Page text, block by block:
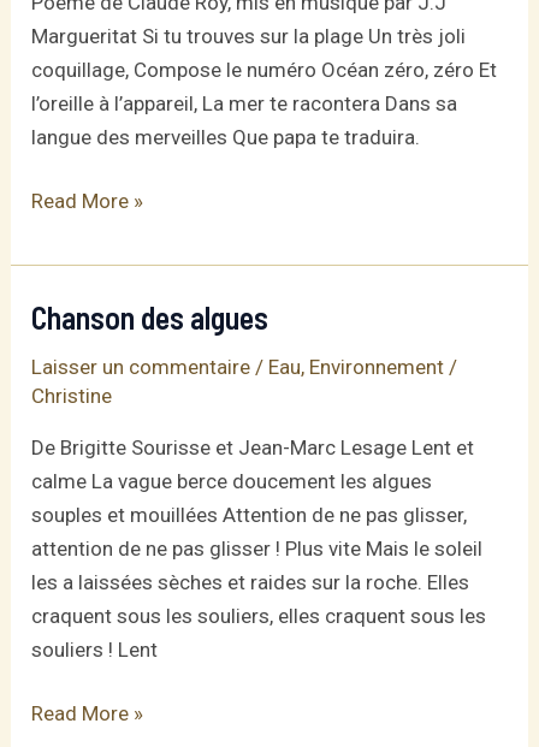
Margueritat Si tu trouves sur la plage Un très joli
coquillage, Compose le numéro Océan zéro, zéro Et
l’oreille à l’appareil, La mer te racontera Dans sa
langue des merveilles Que papa te traduira.
Océan
zéro
Read More »
Chanson des algues
Laisser un commentaire / Eau, Environnement /
Christine
De Brigitte Sourisse et Jean-Marc Lesage Lent et
calme La vague berce doucement les algues
souples et mouillées Attention de ne pas glisser,
attention de ne pas glisser ! Plus vite Mais le soleil
les a laissées sèches et raides sur la roche. Elles
craquent sous les souliers, elles craquent sous les
souliers ! Lent
Chanson
Read More »